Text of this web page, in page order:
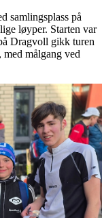
samlingsplass på
løyper. Starten var
Dragvoll gikk turen
målgang ved